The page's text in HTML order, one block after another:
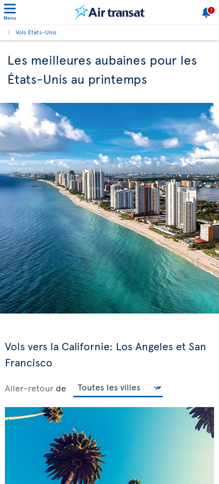
Menu
1
Vols États-Unis
Les meilleures aubaines pour les
États-Unis au printemps
Vols vers la Californie: Los Angeles et San
Francisco
Aller-retour de